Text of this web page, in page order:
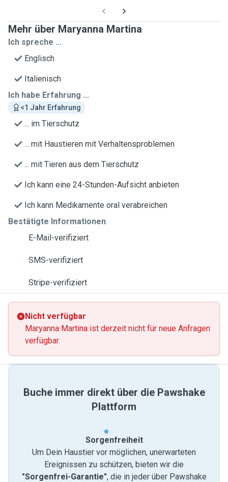
Mehr über Maryanna Martina
Ich spreche ...
Englisch
Italienisch
Ich habe Erfahrung ...
<1 Jahr Erfahrung
... im Tierschutz
... mit Haustieren mit Verhaltensproblemen
... mit Tieren aus dem Tierschutz
Ich kann eine 24-Stunden-Aufsicht anbieten
Ich kann Medikamente oral verabreichen
Bestätigte Informationen
E-Mail-verifiziert
SMS-verifiziert
Stripe-verifiziert
Nicht verfügbar
Maryanna Martina ist derzeit nicht für neue Anfragen
verfügbar.
Buche immer direkt über die Pawshake
Plattform
Sorgenfreiheit
Um Dein Haustier vor möglichen, unerwarteten
Ereignissen zu schützen, bieten wir die
"Sorgenfrei-Garantie", die in jeder über Pawshake